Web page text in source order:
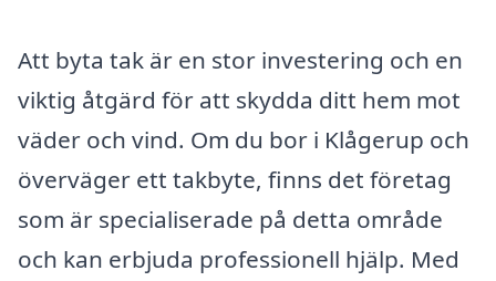
Att byta tak är en stor investering och en
viktig åtgärd för att skydda ditt hem mot
väder och vind. Om du bor i Klågerup och
överväger ett takbyte, finns det företag
som är specialiserade på detta område
och kan erbjuda professionell hjälp. Med